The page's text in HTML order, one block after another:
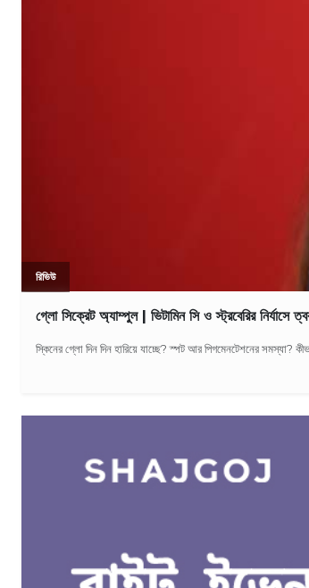
রিভিউ
গ্লো সিক্রেট অ্যাম্পুল | ভিটামিন সি ও স্ট্রবেরির নির্যাসে
স্কিনের গ্লো দিন দিন হারিয়ে যাচ্ছে? স্পট আর পিগমেনটেশনের সমস্যা?